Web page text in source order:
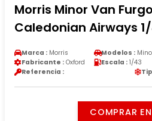
Morris Minor Van
Caledonian Airways
Marca : Morris Modelos :
Fabricante : Oxford Escala : 1/43
Referencia :
COMPRAR